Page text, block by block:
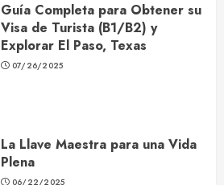
Guía Completa para Obtener su
Visa de Turista (B1/B2) y
Explorar El Paso, Texas
07/26/2025
La Llave Maestra para una Vida
Plena
06/22/2025